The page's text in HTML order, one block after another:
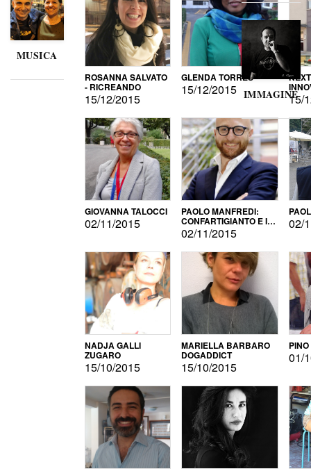
MUSICA
ROSANNA SALVATO
- RICREANDO
15/12/2015
GLENDA TORRES
15/12/2015
15/
GIOVANNA TALOCCI
02/11/2015
PAOLO MANFREDI:
CONFARTIGIANTO E IL
SONDAGGIO
02/11/2015
02/
NADJA GALLI
ZUGARO
15/10/2015
MARIELLA BARBARO
DOGADDICT
15/10/2015
01/
IMMAGINE